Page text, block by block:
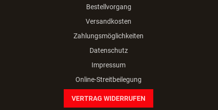
Bestellvorgang
Versandkosten
Zahlungsmöglichkeiten
Datenschutz
Impressum
Online-Streitbeilegung
VERTRAG WIDERRUFEN